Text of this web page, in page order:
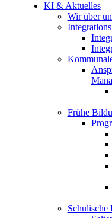
KI & Aktuelles
Wir über
Frühe
Schulische